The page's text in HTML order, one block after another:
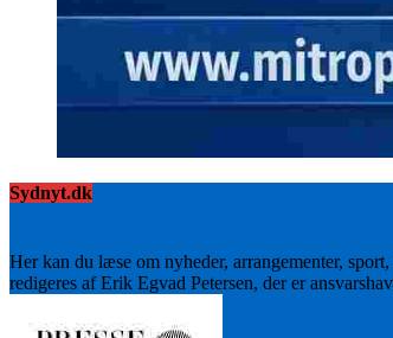
Sydnyt.dk
Her kan du læse om nyheder, arrangementer,
redigeres af Erik Egvad Petersen, der er